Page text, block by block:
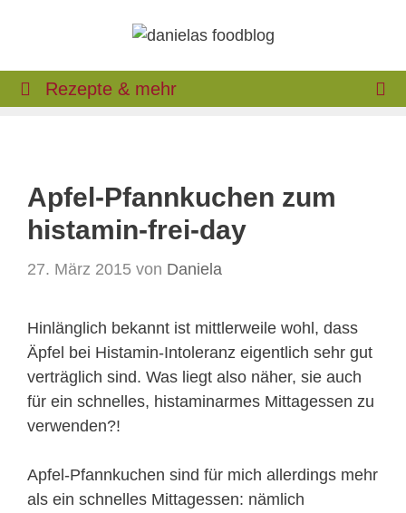
Rezepte & mehr
Apfel-Pfannkuchen zum
histamin-frei-day
27. März 2015 von Daniela
Hinlänglich bekannt ist mittlerweile wohl, dass
Äpfel bei Histamin-Intoleranz eigentlich sehr gut
verträglich sind. Was liegt also näher, sie auch
für ein schnelles, histaminarmes Mittagessen zu
verwenden?!
Apfel-Pfannkuchen sind für mich allerdings mehr
als ein schnelles Mittagessen: nämlich